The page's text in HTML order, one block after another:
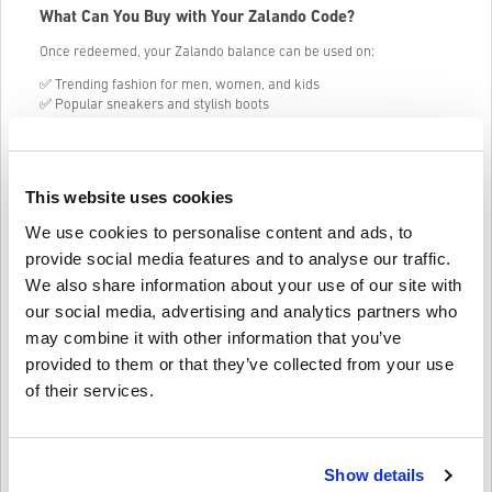
This website uses cookies
We use cookies to personalise content and ads, to
provide social media features and to analyse our traffic.
We also share information about your use of our site with
our social media, advertising and analytics partners who
may combine it with other information that you’ve
provided to them or that they’ve collected from your use
of their services.
Show details
What Can You Buy with Your Zalando Code?
Once redeemed, your Zalando balance can be used on:
✅ Trending fashion for men, women, and kids
✅ Popular sneakers and stylish boots
No pressure, no expiry stress.
Perfect for Every Occasion
Need a last-minute gift? Or just feel like treating yourself? Zalando
Gift Card 100 EUR (Germany) makes it simple to give the gift of
choice – no guessing sizes, styles, or brands.
Kā tas darbojas Livecards.net
Atruna